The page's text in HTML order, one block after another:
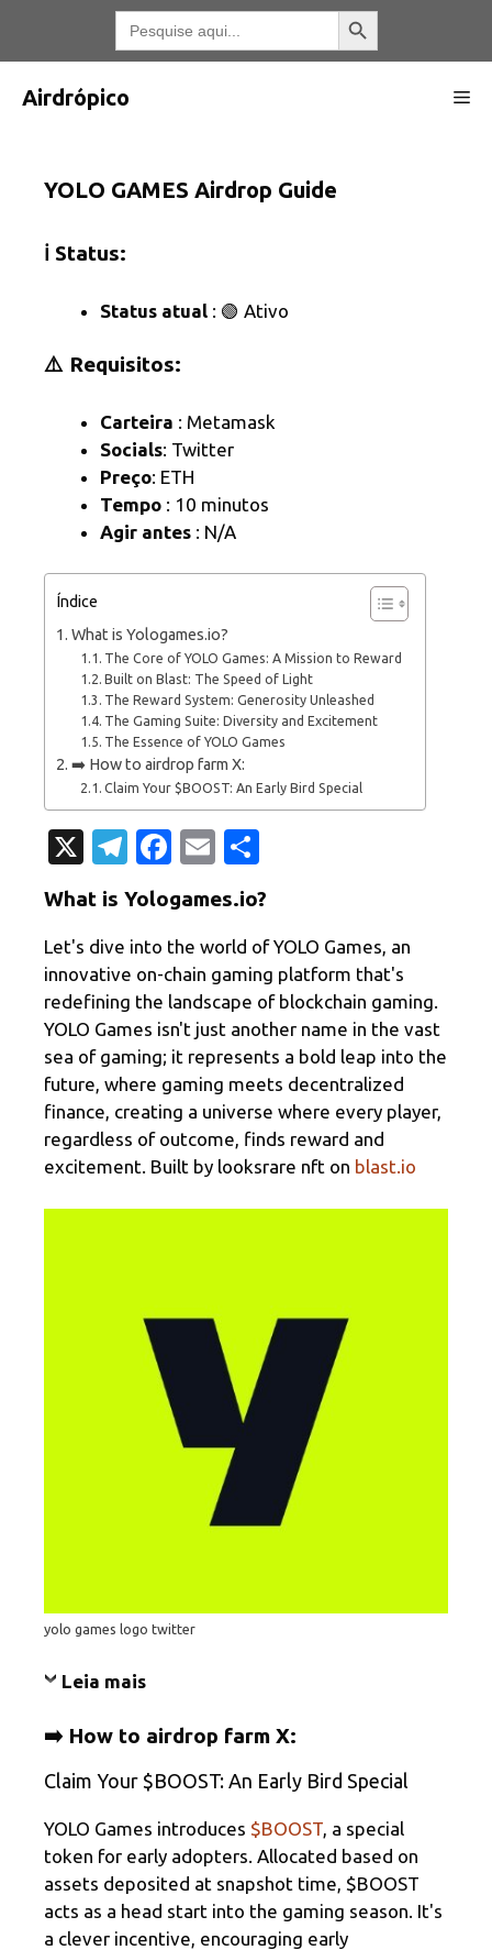
o
conteúdo
Pesquisar
por:
Botão Pesquisar
Airdrópico
YOLO GAMES Airdrop Guide
ℹ️ Status:
Status atual : 🟢 Ativo
⚠️ Requisitos:
Carteira : Metamask
Socials: Twitter
Preço: ETH
Tempo : 10 minutos
Agir antes : N/A
Índice
What is Yologames.io?
The Core of YOLO Games: A Mission to Reward
Built on Blast: The Speed of Light
The Reward System: Generosity Unleashed
The Gaming Suite: Diversity and Excitement
The Essence of YOLO Games
➡️ How to airdrop farm X:
Claim Your $BOOST: An Early Bird Special
X
T
el
e
gr
a
m
Fa
e
b
o
o
k
E
m
ail
o
m
p
ar
til
h
ar
What is Yologames.io?
Let's dive into the world of YOLO Games, an
innovative on-chain gaming platform that's
redefining the landscape of blockchain gaming.
YOLO Games isn't just another name in the vast
sea of gaming; it represents a bold leap into the
future, where gaming meets decentralized
finance, creating a universe where every player,
regardless of outcome, finds reward and
excitement. Built by looksrare nft on blast.io
yolo games logo twitter
Leia mais
➡️ How to airdrop farm X:
Claim Your $BOOST: An Early Bird Special
YOLO Games introduces $BOOST , a special
token for early adopters. Allocated based on
assets deposited at snapshot time, $BOOST
acts as a head start into the gaming season. It's
a clever incentive, encouraging early